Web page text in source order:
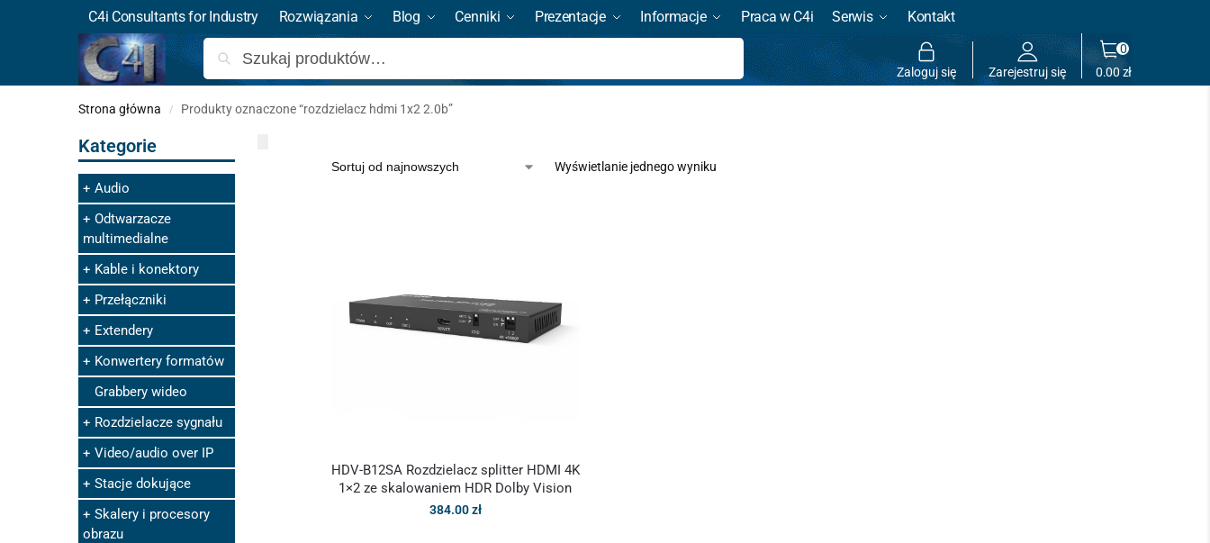
C4i Consultants for Industry Rozwiązania Blog Cenniki Prezentacje Informacje Praca w C4i Serwis Kontakt
Szukaj
Zaloguj się Zarejestruj się 0.00zł
0
Strona główna / Produkty oznaczone “rozdzielacz hdmi 1x2 2.0b”
Wyświetlanie jednego wyniku
HDV-B12SA Rozdzielacz splitter HDMI 4K
1×2 ze skalowaniem HDR Dolby Vision
384.00zł
Kategorie
Audio
Odtwarzacze
multimedialne
Kable i konektory
Przełączniki
Extendery
Konwertery formatów
Grabbery wideo
Rozdzielacze sygnału
Video/audio over IP
Stacje dokujące
Skalery i procesory
obrazu